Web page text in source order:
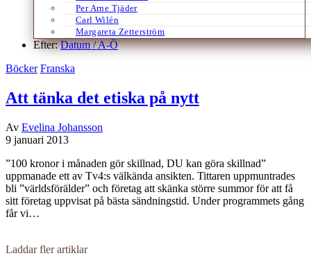
Per Arne Tjäder
Carl Wilén
Margareta Zetterström
Efter:Datum /A-Ö
Böcker Franska
Att tänka det etiska på nytt
Av Evelina Johansson
9 januari 2013
”100 kronor i månaden gör skillnad, DU kan göra skillnad”
uppmanade ett av Tv4:s välkända ansikten. Tittaren uppmuntrades
bli ”världsförälder” och företag att skänka större summor för att få
sitt företag uppvisat på bästa sändningstid. Under programmets gång
får vi…
Laddar fler artiklar